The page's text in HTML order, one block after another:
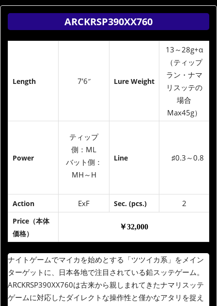
ARCKRSP390XX760
Length 7’6″ Lure Weight
13～28g+α
（ティップ
ラン・ナマ
リスッテの
場合
Max45g）
Power
ティップ
側：ML
バット側：
MH～H
Line ♯0.3～0.8
Action ExF Sec. (pcs.) 2
Price（本体
価格）
￥32,000
ナイトゲームでマイカを始めとする「ツツイカ系」をメイン
ターゲットに、日本各地で注目されている鉛スッテゲーム。
ARCKRSP390XX760は古来から親しまれてきたナマリスッテ
ゲームに対応したダイレクトな操作性と僅かなアタリを捉え